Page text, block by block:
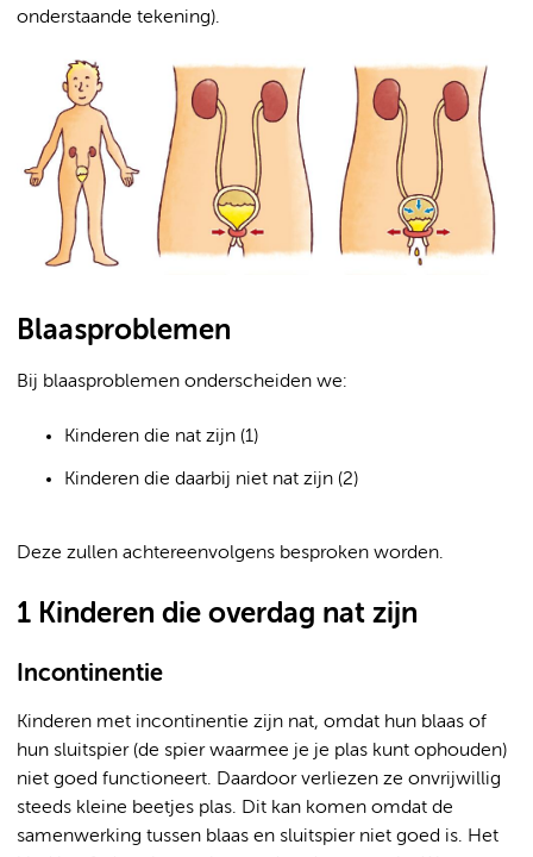
onderstaande tekening).
Blaasproblemen
Bij blaasproblemen onderscheiden we:
Kinderen die nat zijn (1)
Kinderen die daarbij niet nat zijn (2)
Deze zullen achtereenvolgens besproken worden.
1 Kinderen die overdag nat zijn
Incontinentie
Kinderen met incontinentie zijn nat, omdat hun blaas of
hun sluitspier (de spier waarmee je je plas kunt ophouden)
niet goed functioneert. Daardoor verliezen ze onvrijwillig
steeds kleine beetjes plas. Dit kan komen omdat de
samenwerking tussen blaas en sluitspier niet goed is. Het